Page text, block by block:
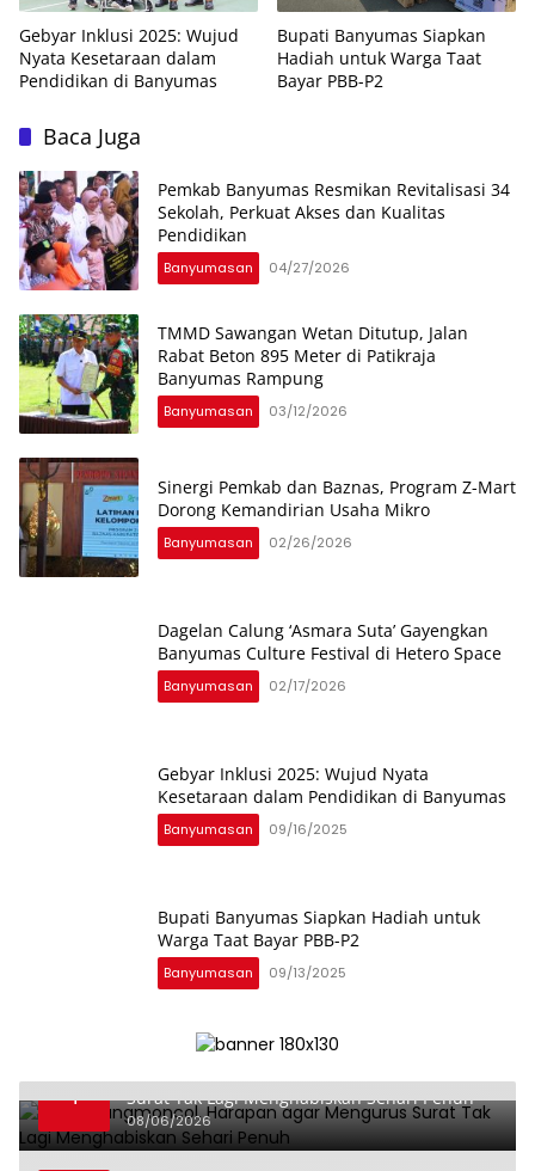
Gebyar Inklusi 2025: Wujud
Nyata Kesetaraan dalam
Pendidikan di Banyumas
Bupati Banyumas Siapkan
Hadiah untuk Warga Taat
Bayar PBB-P2
Baca Juga
Pemkab Banyumas Resmikan Revitalisasi 34
Sekolah, Perkuat Akses dan Kualitas
Pendidikan
Banyumasan 04/27/2026
TMMD Sawangan Wetan Ditutup, Jalan
Rabat Beton 895 Meter di Patikraja
Banyumas Rampung
Banyumasan 03/12/2026
Sinergi Pemkab dan Baznas, Program Z-Mart
Dorong Kemandirian Usaha Mikro
Banyumasan 02/26/2026
Dagelan Calung ‘Asmara Suta’ Gayengkan
Banyumas Culture Festival di Hetero Space
Banyumasan 02/17/2026
Gebyar Inklusi 2025: Wujud Nyata
Kesetaraan dalam Pendidikan di Banyumas
Banyumasan 09/16/2025
Bupati Banyumas Siapkan Hadiah untuk
Warga Taat Bayar PBB-P2
Banyumasan 09/13/2025
1
Surat Tak Lagi Menghabiskan Sehari Penuh
08/06/2026